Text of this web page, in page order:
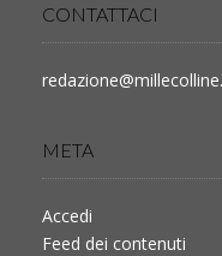
CONTATTACI
META
Accedi
Feed dei contenuti